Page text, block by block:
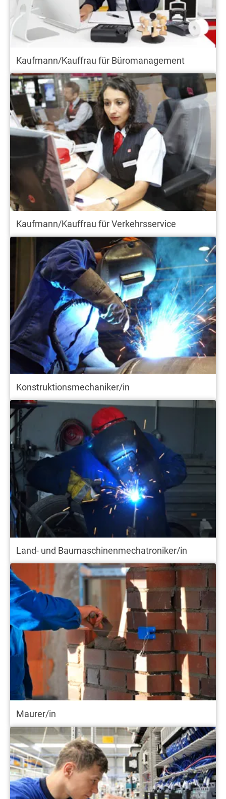
Kaufmann/Kauffrau für Büromanagement
Kaufmann/Kauffrau für Verkehrsservice
Konstruktionsmechaniker/in
Land- und Baumaschinenmechatroniker/in
Maurer/in